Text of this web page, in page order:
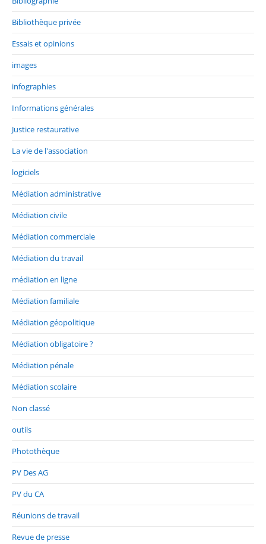
Bibliothèque privée
Essais et opinions
images
infographies
Informations générales
Justice restaurative
La vie de l'association
logiciels
Médiation administrative
Médiation civile
Médiation commerciale
Médiation du travail
médiation en ligne
Médiation familiale
Médiation géopolitique
Médiation obligatoire ?
Médiation pénale
Médiation scolaire
Non classé
outils
Photothèque
PV Des AG
PV du CA
Réunions de travail
Revue de presse